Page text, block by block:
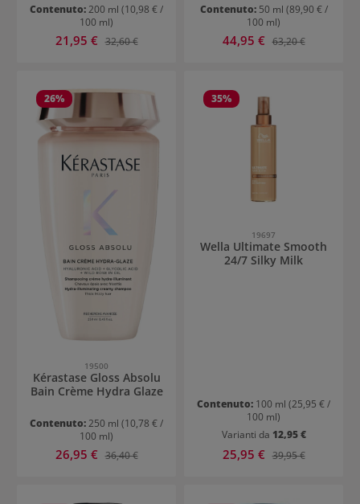
Contenuto:200 ml (10,98 € /
100 ml)
Prezzo di vendita:
21,95 € Prezzo normale:
32,60 €
Contenuto: 50 ml (89,90 € /
100 ml)
Prezzo di vendita:
44,95 € Prezzo normale:
63,20 €
26%
19500
Kérastase Gloss Absolu
Bain Crème Hydra Glaze
Contenuto:250 ml (10,78 € /
100 ml)
Prezzo di vendita:
26,95 € Prezzo normale:
36,40 €
35%
19697
Wella Ultimate Smooth
24/7 Silky Milk
Contenuto: 100 ml (25,95 € /
100 ml)
Varianti da 12,95 €
Prezzo di vendita:
25,95 € Prezzo normale:
39,95 €